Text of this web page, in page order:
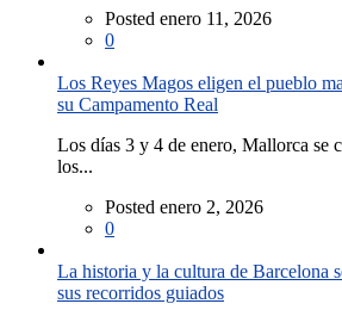
Posted enero 11, 2026
0
Los Reyes Magos eligen el pueblo
su Campamento Real
Los días 3 y 4 de enero, Mallorca se
los...
Posted enero 2, 2026
0
La historia y la cultura de Barcelona
sus recorridos guiados